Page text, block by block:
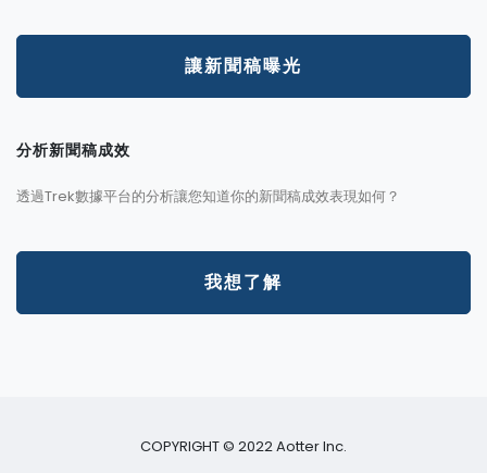
讓新聞稿曝光
分析新聞稿成效
透過Trek數據平台的分析讓您知道你的新聞稿成效表現如何？
我想了解
COPYRIGHT © 2022 Aotter Inc.